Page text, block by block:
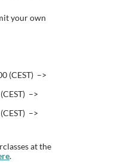
your own
(CEST) –>
–>
–>
at the
.